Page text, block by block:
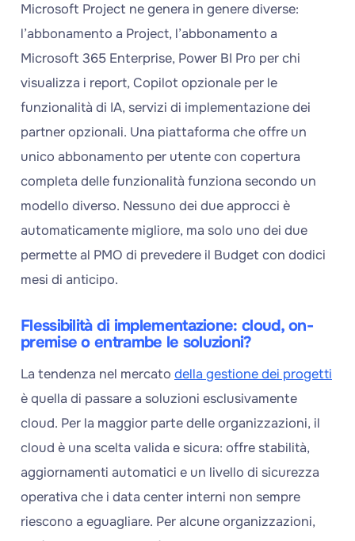
Microsoft Project ne genera in genere diverse:
l’abbonamento a Project, l’abbonamento a
Microsoft 365 Enterprise, Power BI Pro per chi
visualizza i report, Copilot opzionale per le
funzionalità di IA, servizi di implementazione dei
partner opzionali. Una piattaforma che offre un
unico abbonamento per utente con copertura
completa delle funzionalità funziona secondo un
modello diverso. Nessuno dei due approcci è
automaticamente migliore, ma solo uno dei due
permette al PMO di prevedere il Budget con dodici
mesi di anticipo.
Flessibilità di implementazione: cloud, on-
premise o entrambe le soluzioni?
La tendenza nel mercato della gestione dei progetti
è quella di passare a soluzioni esclusivamente
cloud. Per la maggior parte delle organizzazioni, il
cloud è una scelta valida e sicura: offre stabilità,
aggiornamenti automatici e un livello di sicurezza
operativa che i data center interni non sempre
riescono a eguagliare. Per alcune organizzazioni,